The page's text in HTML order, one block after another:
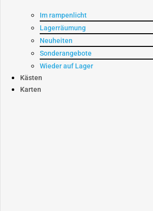
Im rampenlicht
Lagerräumung
Neuheiten
Sonderangebote
Wieder auf Lager
Kästen
Karten